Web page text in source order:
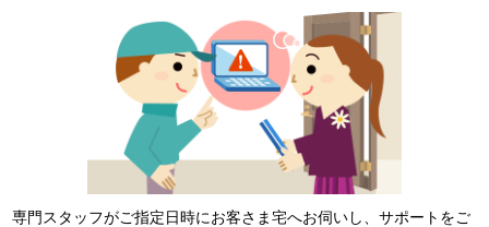
専門スタッフがご指定日時にお客さま宅へお伺いし、サポートをご